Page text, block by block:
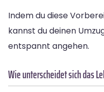
Indem du diese
kannst du deinen
entspannt angehen.
Wie unterscheidet sich das